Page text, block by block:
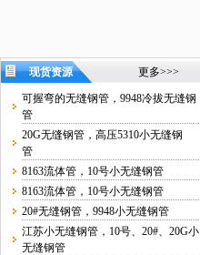
现货资源 更多>>>
可握弯的无缝钢管，9948冷拔无缝钢
管
20G无缝钢管，高压5310小无缝钢
管
8163流体管，10号小无缝钢管
8163流体管，10号小无缝钢管
20#无缝钢管，9948小无缝钢管
江苏小无缝钢管，10号、20#、20G小
无缝钢管